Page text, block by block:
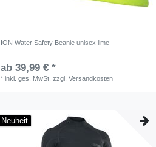
ION Water Safety Beanie unisex lime
ab 39,99 € *
*inkl. ges. MwSt. zzgl.Versandkosten
Neuheit